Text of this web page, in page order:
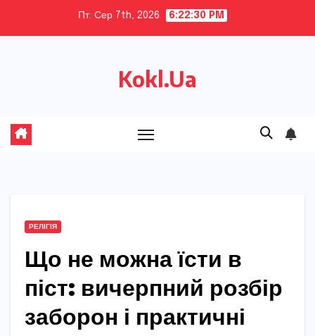
Пт. Сер 7th, 2026 6:22:31 PM
Kokl.Ua
РЕЛІГІЯ
Що не можна їсти в
піст: вичерпний розбір
заборон і практичні